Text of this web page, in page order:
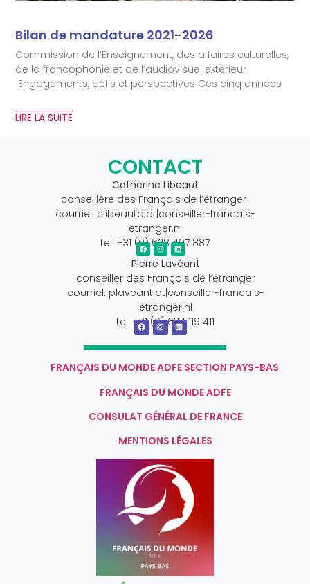
Bilan de mandature 2021-2026
Commission de l’Enseignement, des affaires culturelles,
de la francophonie et de l’audiovisuel extérieur
Engagements, défis et perspectives Ces cinq années
LIRE LA SUITE
CONTACT
Catherine Libeaut
conseillère des Français de l’étranger
courriel: clibeauta|at|conseiller-francais-
etranger.nl
tel: +31 (0) 628 407 887
Pierre Lavéant
conseiller des Français de l’étranger
courriel: plaveant|at|conseiller-francais-
etranger.nl
tel: +31 (0) 634 119 411
FRANÇAIS DU MONDE ADFE SECTION PAYS-BAS
FRANÇAIS DU MONDE ADFE
CONSULAT GÉNÉRAL DE FRANCE
MENTIONS LÉGALES